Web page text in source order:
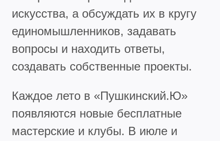
искусства, а обсуждать их в кругу
единомышленников, задавать
вопросы и находить ответы,
создавать собственные проекты.
Каждое лето в «Пушкинский.Ю»
появляются новые бесплатные
мастерские и клубы. В июле и